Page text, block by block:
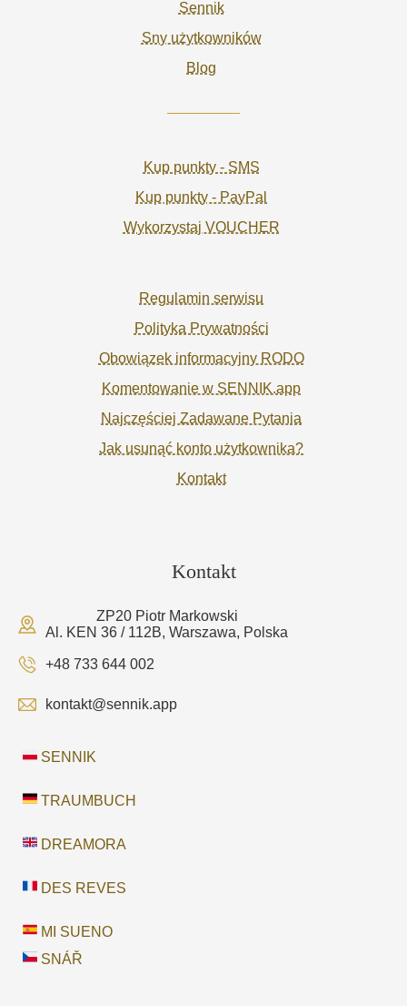
Sennik
Sny użytkowników
Blog
Kup punkty - SMS
Kup punkty - PayPal
Wykorzystaj VOUCHER
Regulamin serwisu
Polityka Prywatności
Obowiązek informacyjny RODO
Komentowanie w SENNIK.app
Najczęściej Zadawane Pytania
Jak usunąć konto użytkownika?
Kontakt
Kontakt
ZP20 Piotr Markowski
Al. KEN 36 / 112B, Warszawa, Polska
+48 733 644 002
kontakt@sennik.app
SENNIK
TRAUMBUCH
DREAMORA
DES REVES
MI SUENO
SNÁŘ